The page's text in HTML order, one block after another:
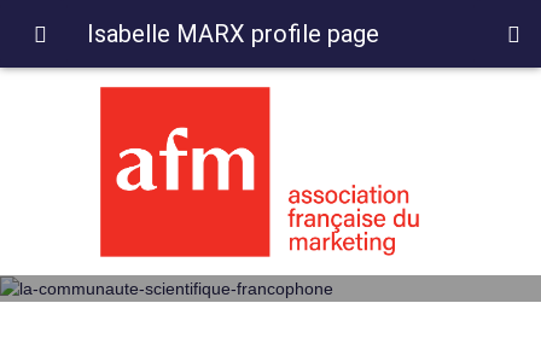
Isabelle MARX profile page